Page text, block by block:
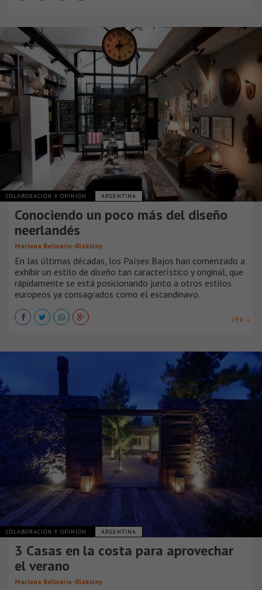
COLABORACIÓN Y OPINIÓN ARGENTINA
Conociendo un poco más del diseño
neerlandés
Mariana Belisario-Blaksley
En las últimas décadas, los Países Bajos han comenzado a
exhibir un estilo de diseño tan característico y original, que
rápidamente se está posicionando junto a otros estilos
europeos ya consagrados como el escandinavo.
VER +
COLABORACIÓN Y OPINIÓN ARGENTINA
3 Casas en la costa para aprovechar
el verano
Mariana Belisario-Blaksley